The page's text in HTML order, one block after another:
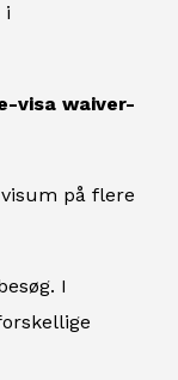
i
visa waiver-
på flere
I